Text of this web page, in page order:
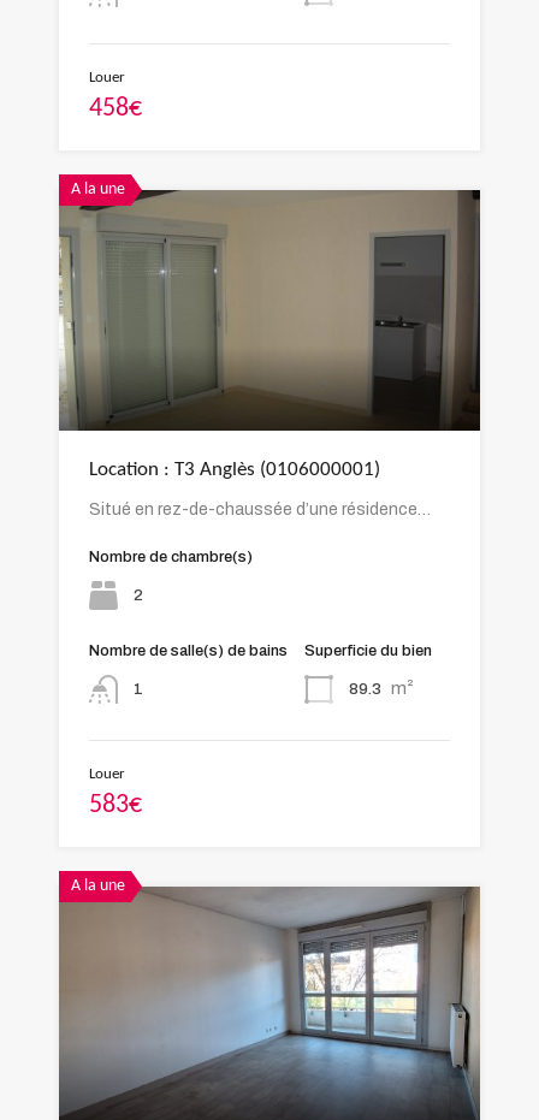
Louer
458€
A la une
Location : T3 Anglès (0106000001)
Situé en rez-de-chaussée d’une résidence…
Nombre de chambre(s)
2
Nombre de salle(s) de bains
1
Superficie du bien
89.3 m²
Louer
583€
A la une